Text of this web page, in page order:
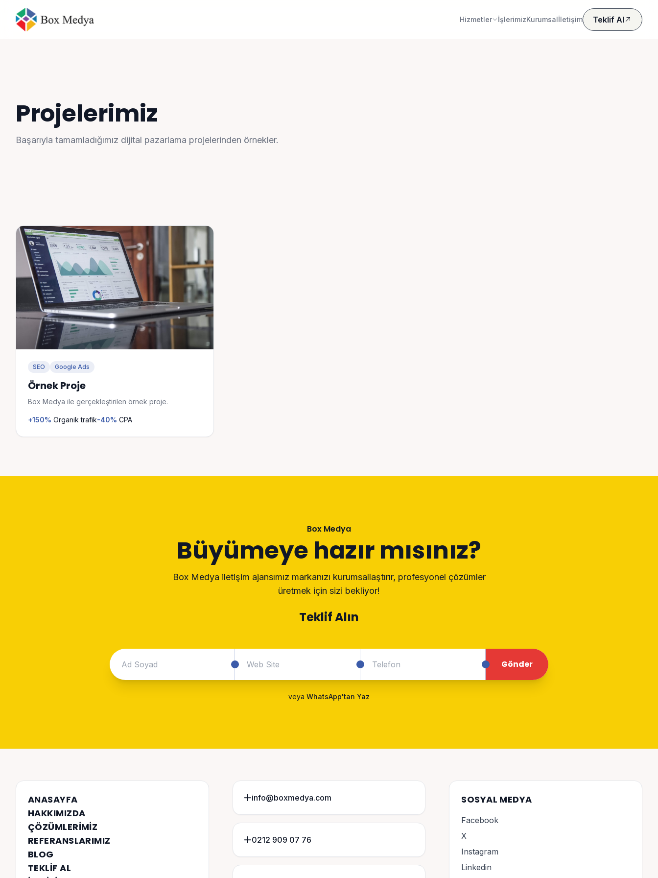
Hizmetler İşlerimizKurumsalİletişim Teklif Al
Projelerimiz
Başarıyla tamamladığımız dijital pazarlama projelerinden örnekler.
SEO Google Ads
Örnek Proje
Box Medya ile gerçekleştirilen örnek proje.
+150% Organik trafik-40% CPA
Box Medya
Büyümeye hazır mısınız?
Box Medya iletişim ajansımız markanızı kurumsallaştırır, profesyonel çözümler
üretmek için sizi bekliyor!
Teklif Alın
Gönder
veya WhatsApp'tan Yaz
ANASAYFA
HAKKIMIZDA
ÇÖZÜMLERIMIZ
REFERANSLARIMIZ
BLOG
TEKLIF AL
info@boxmedya.com
0212 909 07 76
SOSYAL MEDYA
Facebook
X
Instagram
Linkedin